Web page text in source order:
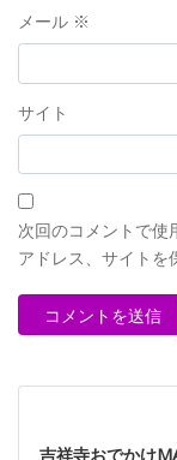
メール ※
サイト
次回のコメントで使
アドレス、サイトを
吉祥寺おでかけ